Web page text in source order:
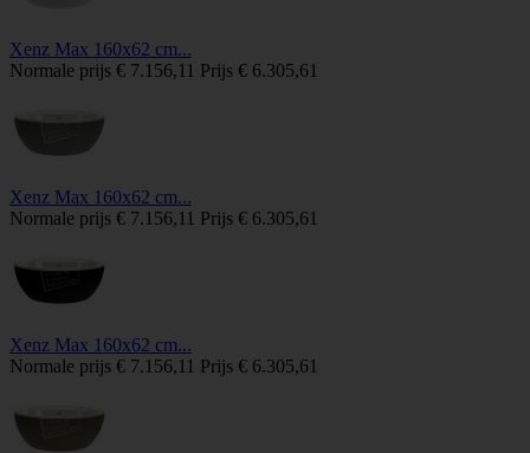
Xenz Max 160x62 cm...
Normale prijs € 7.156,11 Prijs € 6.305,61
Xenz Max 160x62 cm...
Normale prijs € 7.156,11 Prijs € 6.305,61
Xenz Max 160x62 cm...
Normale prijs € 7.156,11 Prijs € 6.305,61